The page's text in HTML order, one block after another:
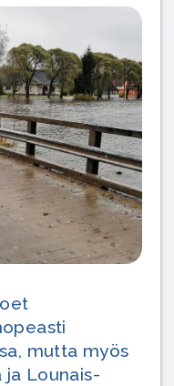
mutta myös
ja Lounais-